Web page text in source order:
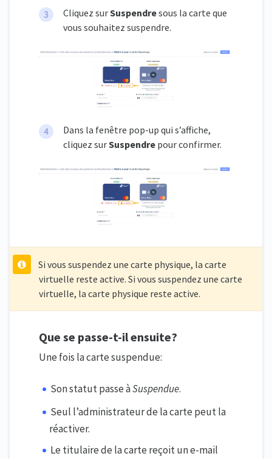
Cliquez surSuspendresous la carte que
vous souhaitez suspendre.
Dans la fenêtre pop-up qui s’affiche,
cliquez surSuspendre pour confirmer.
Si vous suspendez une carte physique, la carte
virtuelle reste active. Si vous suspendez une carte
virtuelle, la carte physique reste active.
Que se passe-t-il ensuite?
Une fois la carte suspendue:
Son statut passe àSuspendue.
Seul l’administrateur de la carte peut la
réactiver.
Le titulaire de la carte reçoit un e-mail